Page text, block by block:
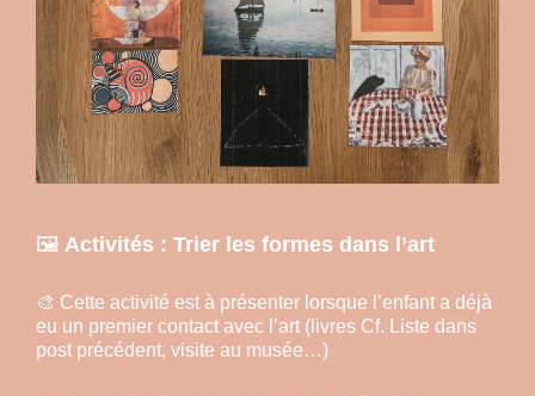
🖼️ Activités : Trier les formes dans l’art
🎨 Cette activité est à présenter lorsque l’enfant a déjà
eu un premier contact avec l’art (livres Cf. Liste dans
post précédent, visite au musée…)